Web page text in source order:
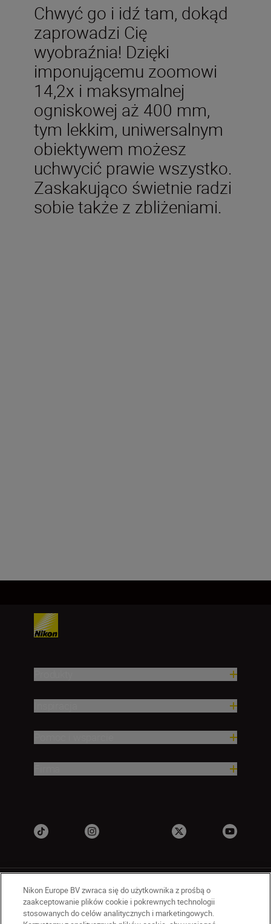
Chwyć go i idź tam, dokąd
zaprowadzi Cię
wyobraźnia! Dzięki
imponującemu zoomowi
14,2x i maksymalnej
ogniskowej aż 400 mm,
tym lekkim, uniwersalnym
obiektywem możesz
uchwycić prawie wszystko.
Zaskakująco świetnie radzi
sobie także z zbliżeniami.
Nikon Europe BV zwraca się do użytkownika z prośbą o
zaakceptowanie plików cookie i pokrewnych technologii
stosowanych do celów analitycznych i marketingowych.